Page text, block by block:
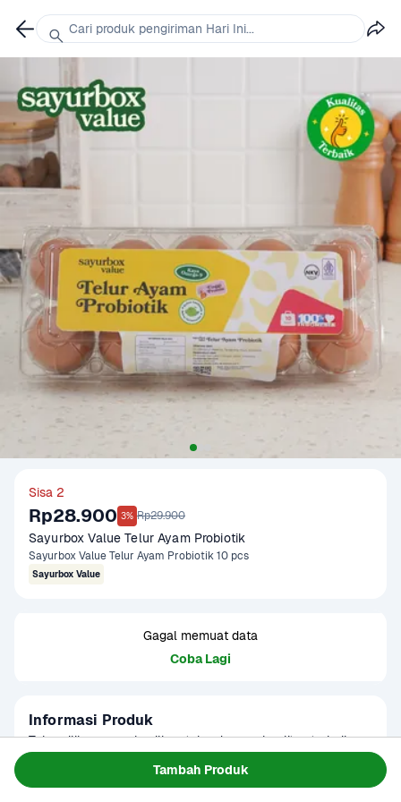
Tambah Produk
Sisa 2
Rp28.900 3% Rp29.900
Sayurbox Value Telur Ayam Probiotik
Sayurbox Value Telur Ayam Probiotik 10 pcs
Sayurbox Value
Gagal memuat data
Coba Lagi
Informasi Produk
Telur pilihan menghasilkan telur dengan kualitas terbaik
Probiotik adalah pilihan tepat untuk mendukung gaya hidup
Cari produk pengiriman Hari Ini...